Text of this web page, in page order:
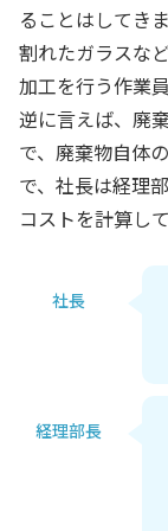
ることはしてき
割れたガラスな
加工を行う作業
逆に言えば、廃
で、廃棄物自体
で、社長は経理
コストを計算し
社長
経理部長